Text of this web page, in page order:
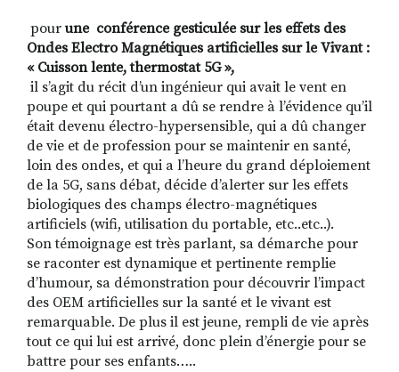
pour une conférence gesticulée sur les effets des
Ondes Electro Magnétiques artificielles sur le Vivant :
« Cuisson lente, thermostat 5G »,
il s’agit du récit d’un ingénieur qui avait le vent en
poupe et qui pourtant a dû se rendre à l’évidence qu’il
était devenu électro-hypersensible, qui a dû changer
de vie et de profession pour se maintenir en santé,
loin des ondes, et qui a l’heure du grand déploiement
de la 5G, sans débat, décide d’alerter sur les effets
biologiques des champs électro-magnétiques
artificiels (wifi, utilisation du portable, etc..etc..).
Son témoignage est très parlant, sa démarche pour
se raconter est dynamique et pertinente remplie
d’humour, sa démonstration pour découvrir l’impact
des OEM artificielles sur la santé et le vivant est
remarquable. De plus il est jeune, rempli de vie après
tout ce qui lui est arrivé, donc plein d’énergie pour se
battre pour ses enfants…..